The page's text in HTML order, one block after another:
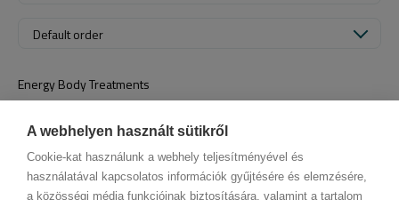
A webhelyen használt sütikről
Cookie-kat használunk a webhely teljesítményével és
használatával kapcsolatos információk gyűjtésére és elemzésére,
a közösségi média funkcióinak biztosítására, valamint a tartalom
Default order
Energy Body Treatments